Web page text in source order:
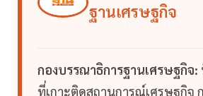
ฐานเศรษฐกิจ
กองบรรณาธิการฐานเศรษฐกิจ:
ที่เกาะติดสถานการณ์เศรษฐกิจ